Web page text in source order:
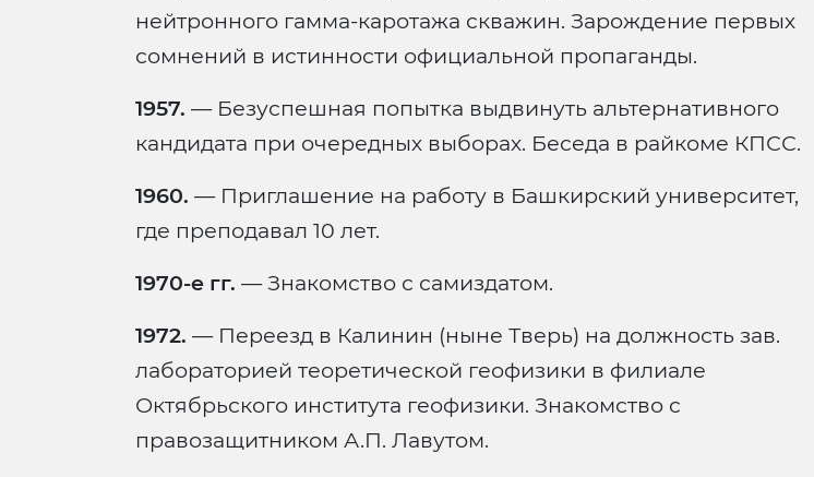
нейтронного гамма-каротажа скважин. Зарождение первых
сомнений в истинности официальной пропаганды.
1957. — Безуспешная попытка выдвинуть альтернативного
кандидата при очередных выборах. Беседа в райкоме КПСС.
1960. — Приглашение на работу в Башкирский университет,
где преподавал 10 лет.
1970-е гг. — Знакомство с самиздатом.
1972. — Переезд в Калинин (ныне Тверь) на должность зав.
лабораторией теоретической геофизики в филиале
Октябрьского института геофизики. Знакомство с
правозащитником А.П. Лавутом.